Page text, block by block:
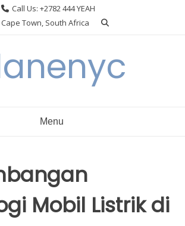
Call Us: +2782 444 YEAH
Cape Town, South Africa
Menu
Mobil Listrik di